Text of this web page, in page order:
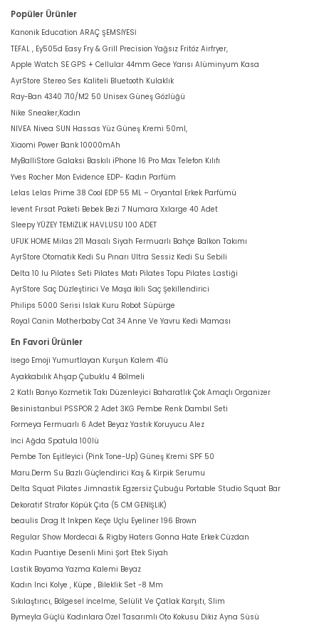
Popüler Ürünler
Kanonik Education ARAÇ ŞEMSİYESİ
TEFAL , Ey505d Easy Fry & Grill Precision Yağsız Fritöz Airfryer,
Apple Watch SE GPS + Cellular 44mm Gece Yarısı Alüminyum Kasa
AyrStore Stereo Ses Kaliteli Bluetooth Kulaklık
Ray-Ban 4340 710/M2 50 Unisex Güneş Gözlüğü
Nike Sneaker,Kadın
NIVEA Nivea SUN Hassas Yüz Güneş Kremi 50ml,
Xiaomi Power Bank 10000mAh
MyBalliStore Galaksi Baskılı iPhone 16 Pro Max Telefon Kılıfı
Yves Rocher Mon Evidence EDP- Kadın Parfüm
Lelas Lelas Prime 38 Cool EDP 55 ML – Oryantal Erkek Parfümü
levent Fırsat Paketi Bebek Bezi 7 Numara Xxlarge 40 Adet
Sleepy YÜZEY TEMİZLİK HAVLUSU 100 ADET
UFUK HOME Milas 211 Masalı Siyah Fermuarlı Bahçe Balkon Takımı
AyrStore Otomatik Kedi Su Pınarı Ultra Sessiz Kedi Su Sebili
Delta 10 lu Pilates Seti Pilates Matı Pilates Topu Pilates Lastiği
AyrStore Saç Düzleştirici Ve Maşa İkili Saç Şekillendirici
Philips 5000 Serisi Islak Kuru Robot Süpürge
Royal Canin Motherbaby Cat 34 Anne Ve Yavru Kedi Maması
En Favori Ürünler
İsego Emoji Yumurtlayan Kurşun Kalem 4'lü
Ayakkabılık Ahşap Çubuklu 4 Bölmeli
2 Katlı Banyo Kozmetik Takı Düzenleyici Baharatlık Çok Amaçlı Organizer
Besinistanbul PSSPOR 2 Adet 3KG Pembe Renk Dambıl Seti
Formeya Fermuarlı 6 Adet Beyaz Yastık Koruyucu Alez
İnci Ağda Spatula 100lü
Pembe Ton Eşitleyici (Pink Tone-Up) Güneş Kremi SPF 50
Maru.Derm Su Bazlı Güçlendirici Kaş & Kirpik Serumu
Delta Squat Pilates Jimnastik Egzersiz Çubuğu Portable Studio Squat Bar
Dekoratif Strafor Köpük Çıta (5 CM GENİŞLİK)
beaulis Drag It Inkpen Keçe Uçlu Eyeliner 196 Brown
Regular Show Mordecai & Rigby Haters Gonna Hate Erkek Cüzdan
Kadın Puantiye Desenli Mini Şort Etek Siyah
Lastik Boyama Yazma Kalemi Beyaz
Kadın Inci Kolye , Küpe , Bileklik Set -8 Mm
Sıkılaştırıcı, Bölgesel İncelme, Selülit Ve Çatlak Karşıtı, Slim
Bymeyla Güçlü Kadınlara Özel Tasarımlı Oto Kokusu Dikiz Ayna Süsü